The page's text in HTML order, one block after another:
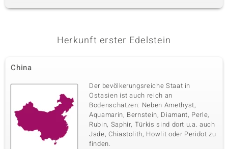
Herkunft erster Edelstein
China
Der bevölkerungsreiche Staat in
Ostasien ist auch reich an
Bodenschätzen: Neben Amethyst,
Aquamarin, Bernstein, Diamant, Perle,
Rubin, Saphir, Türkis sind dort u.a. auch
Jade, Chiastolith, Howlit oder Peridot zu
finden.